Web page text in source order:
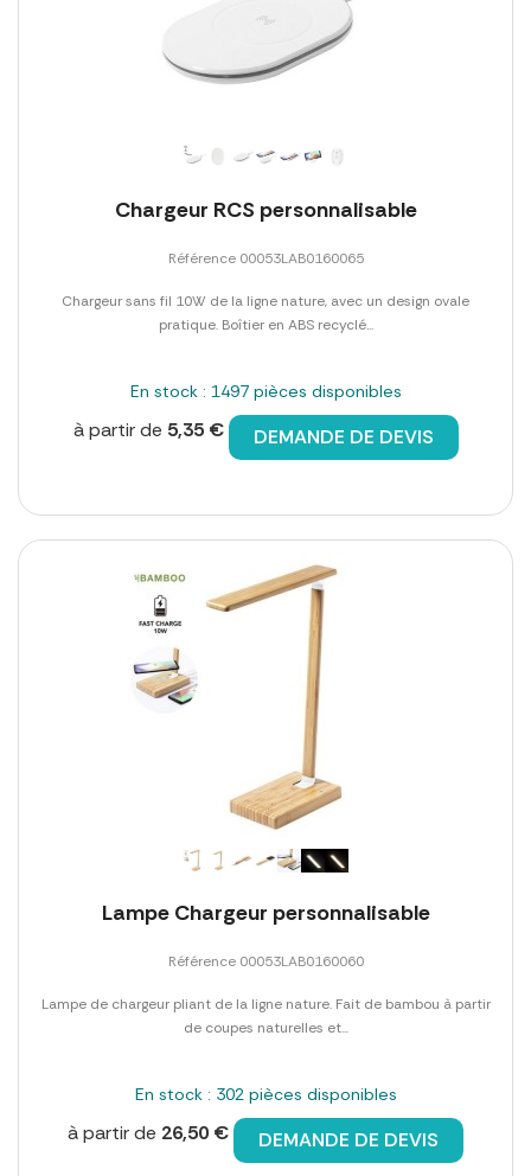
Chargeur RCS personnalisable
Référence 00053LAB0160065
Chargeur sans fil 10W de la ligne nature, avec un design ovale
pratique. Boîtier en ABS recyclé...
En stock : 1497 pièces disponibles
à partir de 5,35 € DEMANDE DE DEVIS
Lampe Chargeur personnalisable
Référence 00053LAB0160060
Lampe de chargeur pliant de la ligne nature. Fait de bambou à partir
de coupes naturelles et...
En stock : 302 pièces disponibles
à partir de 26,50 € DEMANDE DE DEVIS